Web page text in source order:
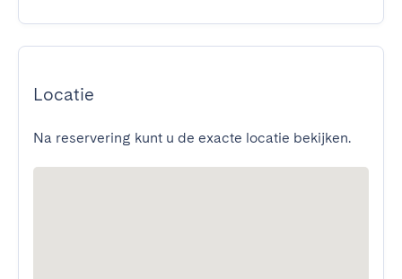
Locatie
Na reservering kunt u de exacte locatie bekijken.